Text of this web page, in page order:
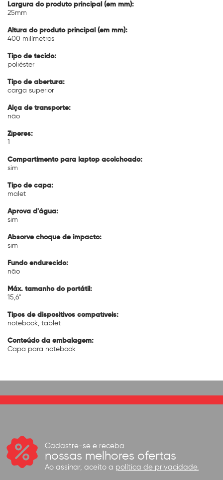
Largura do produto principal (em mm):
25mm
Altura do produto principal (em mm):
400 milímetros
Tipo de tecido:
poliéster
Tipo de abertura:
carga superior
Alça de transporte:
não
Zíperes:
1
Compartimento para laptop acolchoado:
sim
Tipo de capa:
malet
Aprova d'água:
sim
Absorve choque de impacto:
sim
Fundo endurecido:
não
Máx. tamanho do portátil:
15,6"
Tipos de dispositivos compatíveis:
notebook, tablet
Conteúdo da embalagem:
Capa para notebook
Cadastre-se e receba
nossas melhores ofertas
Ao assinar, aceito a política de privacidade.